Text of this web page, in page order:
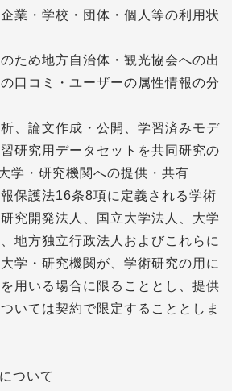
業・学校・団体・個人等の利用状
ため地方自治体・観光協会への出
口コミ・ユーザーの属性情報の分
、論文作成・公開、学習済みモデ
研究用データセットを共同研究の
学・研究機関への提供・共有
保護法16条8項に定義される学術
究開発法人、国立大学法人、大学
地方独立行政法人およびこれらに
学・研究機関が、学術研究の用に
用いる場合に限ることとし、提供
いては契約で限定することとしま
ついて